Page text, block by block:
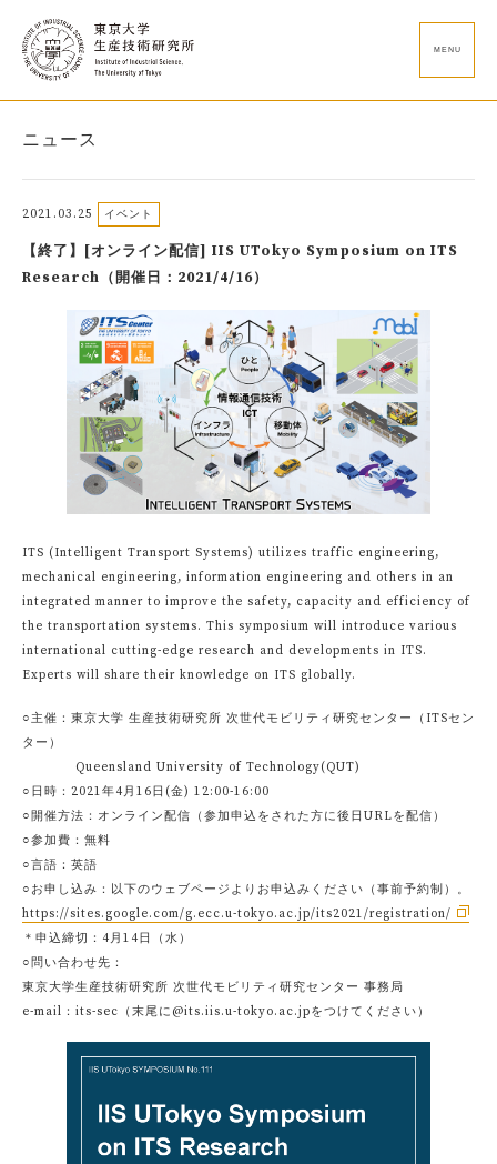
MENU
ニュース
2021.03.25 イベント
【終了】[オンライン配信] IIS UTokyo Symposium on ITS
Research（開催日：2021/4/16）
ITS (Intelligent Transport Systems) utilizes traffic engineering,
mechanical engineering, information engineering and others in an
integrated manner to improve the safety, capacity and efficiency of
the transportation systems. This symposium will introduce various
international cutting-edge research and developments in ITS.
Experts will share their knowledge on ITS globally.
○主催：東京大学 生産技術研究所 次世代モビリティ研究センター（ITSセン
ター）
Queensland University of Technology(QUT)
○日時：2021年4月16日(金) 12:00-16:00
○開催方法：オンライン配信（参加申込をされた方に後日URLを配信）
○参加費：無料
○言語：英語
○お申し込み：以下のウェブページよりお申込みください（事前予約制）。
https://sites.google.com/g.ecc.u-tokyo.ac.jp/its2021/registration/
＊申込締切：4月14日（水）
○問い合わせ先：
東京大学生産技術研究所 次世代モビリティ研究センター 事務局
e-mail：its-sec（末尾に@its.iis.u-tokyo.ac.jpをつけてください）